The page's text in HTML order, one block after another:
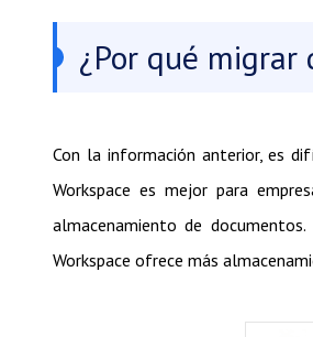
¿Por qué migrar
Con la información anterior, es
Workspace es mejor para
almacenamiento de
Workspace ofrece más